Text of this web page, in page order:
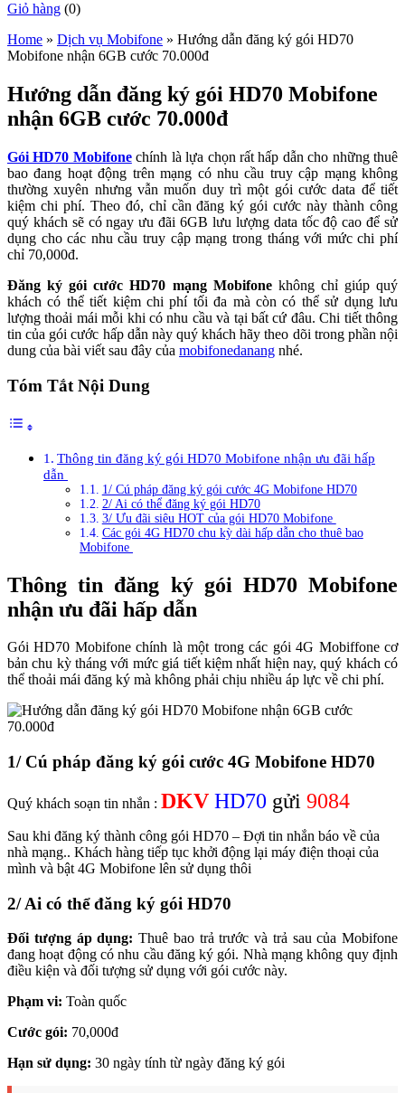
Giỏ hàng (0)
Home » Dịch vụ Mobifone » Hướng dẫn đăng ký gói HD70
Mobifone nhận 6GB cước 70.000đ
Hướng dẫn đăng ký gói HD70 Mobifone
nhận 6GB cước 70.000đ
Gói HD70 Mobifonechính là lựa chọn rất hấp dẫn cho những thuê
bao đang hoạt động trên mạng có nhu cầu truy cập mạng không
thường xuyên nhưng vẫn muốn duy trì một gói cước data để tiết
kiệm chi phí. Theo đó, chỉ cần đăng ký gói cước này thành công
quý khách sẽ có ngay ưu đãi 6GB lưu lượng data tốc độ cao để sử
dụng cho các nhu cầu truy cập mạng trong tháng với mức chi phí
chỉ 70,000đ.
Đăng ký gói cước HD70 mạng Mobifonekhông chỉ giúp quý
khách có thể tiết kiệm chi phí tối đa mà còn có thể sử dụng lưu
lượng thoải mái mỗi khi có nhu cầu và tại bất cứ đâu. Chi tiết thông
tin của gói cước hấp dẫn này quý khách hãy theo dõi trong phần nội
dung của bài viết sau đây của mobifonedanang nhé.
Tóm Tắt Nội Dung
Thông tin đăng ký gói HD70 Mobifone nhận ưu đãi hấp
dẫn
1/ Cú pháp đăng ký gói cước 4G Mobifone HD70
2/ Ai có thể đăng ký gói HD70
3/ Ưu đãi siêu HOT của gói HD70 Mobifone
Các gói 4G HD70 chu kỳ dài hấp dẫn cho thuê bao
Mobifone
Thông tin đăng ký gói HD70 Mobifone
nhận ưu đãi hấp dẫn
Gói HD70 Mobifone chính là một trong các gói 4G Mobiffone cơ
bản chu kỳ tháng với mức giá tiết kiệm nhất hiện nay, quý khách có
thể thoải mái đăng ký mà không phải chịu nhiều áp lực về chi phí.
1/ Cú pháp đăng ký gói cước 4G Mobifone HD70
Quý khách soạn tin nhắn : DKV HD70 gửi 9084
Sau khi đăng ký thành công gói HD70 – Đợi tin nhắn báo về của
nhà mạng.. Khách hàng tiếp tục khởi động lại máy điện thoại của
mình và bật 4G Mobifone lên sử dụng thôi
2/ Ai có thể đăng ký gói HD70
Đối tượng áp dụng: Thuê bao trả trước và trả sau của Mobifone
đang hoạt động có nhu cầu đăng ký gói. Nhà mạng không quy định
điều kiện và đối tượng sử dụng với gói cước này.
Phạm vi: Toàn quốc
Cước gói: 70,000đ
Hạn sử dụng: 30 ngày tính từ ngày đăng ký gói